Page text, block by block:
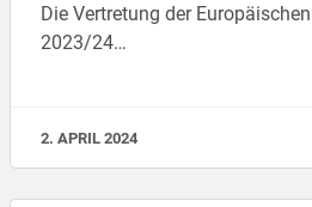
Die Vertretung der
2023/24…
2. APRIL 2024